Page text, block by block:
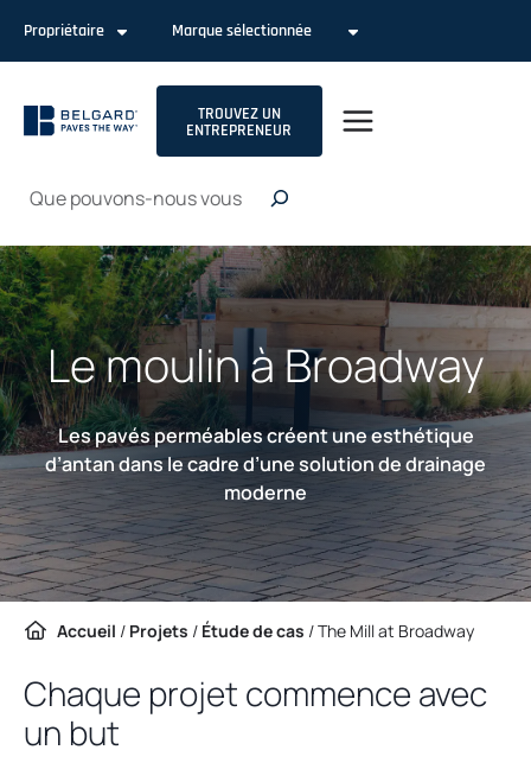
contenu
Propriétaire Marque sélectionnée
TROUVEZ UN
ENTREPRENEUR
Recherche
Le moulin à Broadway
Les pavés perméables créent une esthétique
d’antan dans le cadre d’une solution de drainage
moderne
Accueil / Projets / Étude de cas /The Mill at Broadway
Chaque projet commence avec
un but